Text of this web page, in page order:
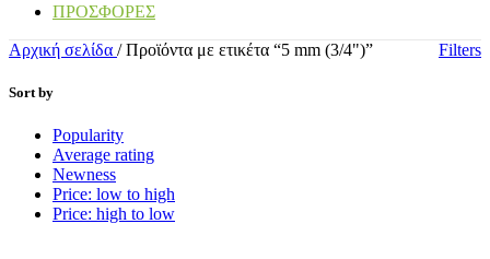
ΠΡΟΣΦΟΡΕΣ
Αρχική σελίδα / Προϊόντα με ετικέτα “5 mm (3/4")” Filters
Sort by
Popularity
Average rating
Newness
Price: low to high
Price: high to low